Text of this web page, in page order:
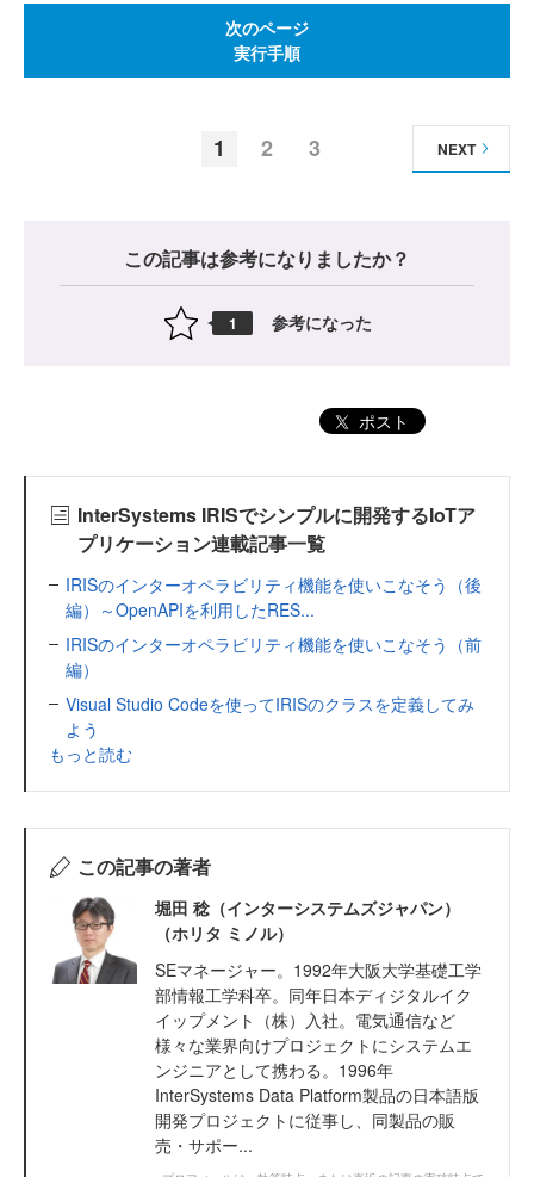
次のページ
実行手順
1 2 3 NEXT
この記事は参考になりましたか？
1 参考になった
ポスト
InterSystems IRISでシンプルに開発するIoTア
プリケーション連載記事一覧
IRISのインターオペラビリティ機能を使いこなそう（後
編）～OpenAPIを利用したRES...
IRISのインターオペラビリティ機能を使いこなそう（前
編）
Visual Studio Codeを使ってIRISのクラスを定義してみ
よう
もっと読む
この記事の著者
堀田 稔（インターシステムズジャパン）
（ホリタ ミノル）
SEマネージャー。1992年大阪大学基礎工学
部情報工学科卒。同年日本ディジタルイク
イップメント（株）入社。電気通信など
様々な業界向けプロジェクトにシステムエ
ンジニアとして携わる。1996年
InterSystems Data Platform製品の日本語版
開発プロジェクトに従事し、同製品の販
売・サポー...